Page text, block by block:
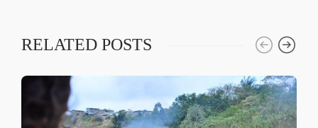
RELATED POSTS